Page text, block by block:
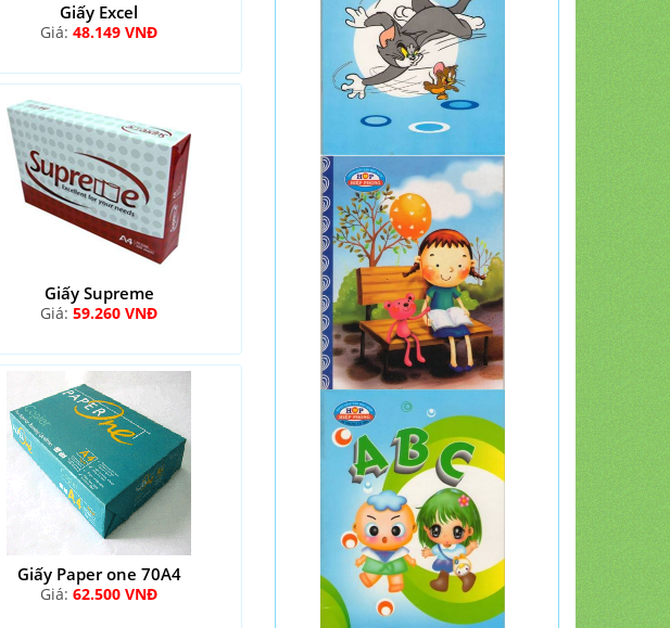
Giấy Excel
Giá:48.149 VNĐ
Giấy Supreme
Giá:59.260 VNĐ
Giấy Paper one 70A4
Giá:62.500 VNĐ